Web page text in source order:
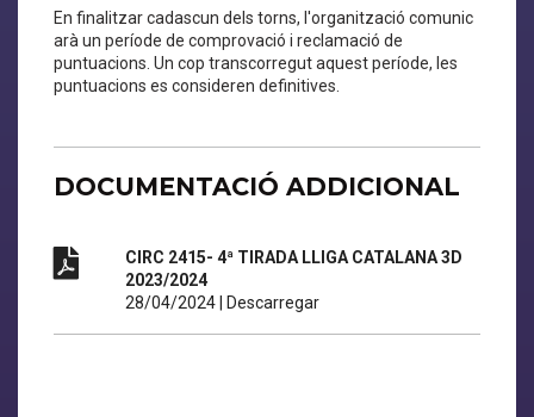
En finalitzar cadascun dels torns, l'organització comunic
arà un període de comprovació i reclamació de
puntuacions. Un cop transcorregut aquest període, les
puntuacions es consideren definitives.
DOCUMENTACIÓ ADDICIONAL
CIRC 2415- 4ª TIRADA LLIGA CATALANA 3D
2023/2024
28/04/2024
Descarregar